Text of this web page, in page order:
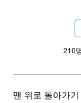
210
맨 위로 돌아가기